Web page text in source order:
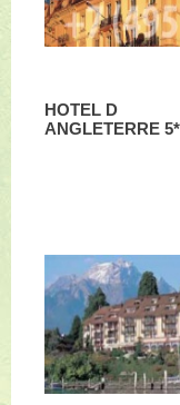
HOTEL D
ANGLETERRE 5*